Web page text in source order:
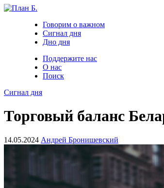
Говорим о важном
Сигнал дня
Дно дня
Поддержите нас
О нас
Поиск
Сигнал дня
Торговый баланс
14.05.2024 Андрей Бронишевский